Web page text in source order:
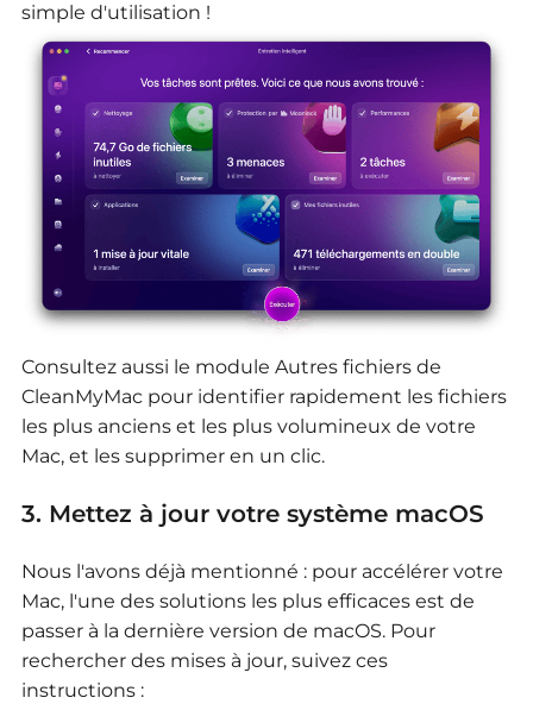
simple d'utilisation !
Consultez aussi le module Autres fichiers de
CleanMyMac pour identifier rapidement les fichiers
les plus anciens et les plus volumineux de votre
Mac, et les supprimer en un clic.
3. Mettez à jour votre système macOS
Nous l'avons déjà mentionné : pour accélérer votre
Mac, l'une des solutions les plus efficaces est de
passer à la dernière version de macOS. Pour
rechercher des mises à jour, suivez ces
instructions :